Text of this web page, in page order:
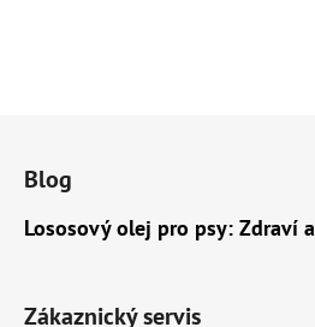
Blog
Lososový olej pro psy: Zdraví
Zákaznický servis